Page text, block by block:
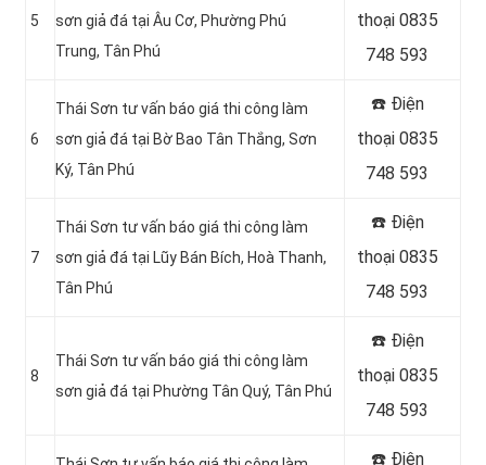
5
sơn giả đá tại Âu Cơ, Phường Phú
Trung, Tân Phú
thoại 0835
748 593
6
Thái Sơn tư vấn báo giá thi công làm
sơn giả đá tại Bờ Bao Tân Thắng, Sơn
Ký, Tân Phú
☎️ Điện
thoại 0835
748 593
7
Thái Sơn tư vấn báo giá thi công làm
sơn giả đá tại Lũy Bán Bích, Hoà Thanh,
Tân Phú
☎️ Điện
thoại 0835
748 593
8
Thái Sơn tư vấn báo giá thi công làm
sơn giả đá tại Phường Tân Quý, Tân Phú
☎️ Điện
thoại 0835
748 593
☎️ Điện